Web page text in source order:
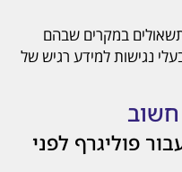
במקרים שבהם
נגישות למידע רגיש של
חשוב
פוליגרף לפני